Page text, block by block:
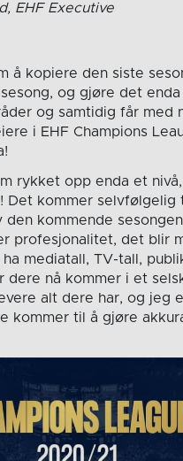
EHF Executive
å kopiere den siste
sesong, og gjøre det
og samtidig får med
i EHF Champions
rykket opp enda et
Det kommer selvfølgelig
den kommende
profesjonalitet, det blir
mediatall, TV-tall,
dere nå kommer i et
alt dere har, og jeg
kommer til å gjøre